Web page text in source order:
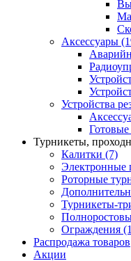
Аксессуары
Устройства
Турникеты,
Калитки (7)
Электронные
Роторные
Турникеты-
Ограждения
Распродажа товаров
Акции